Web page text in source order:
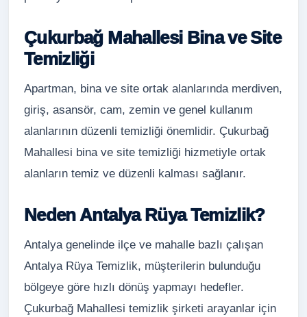
Çukurbağ Mahallesi Bina ve Site
Temizliği
Apartman, bina ve site ortak alanlarında merdiven,
giriş, asansör, cam, zemin ve genel kullanım
alanlarının düzenli temizliği önemlidir. Çukurbağ
Mahallesi bina ve site temizliği hizmetiyle ortak
alanların temiz ve düzenli kalması sağlanır.
Neden Antalya Rüya Temizlik?
Antalya genelinde ilçe ve mahalle bazlı çalışan
Antalya Rüya Temizlik, müşterilerin bulunduğu
bölgeye göre hızlı dönüş yapmayı hedefler.
Çukurbağ Mahallesi temizlik şirketi arayanlar için